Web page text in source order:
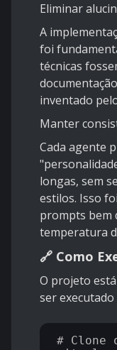
Eliminar
A
foi
técnicas
inventado
Manter
Cada agente
longas, sem
estilos. Isso
prompts bem
temperatura
🔗 Como
O projeto
ser
# Clone